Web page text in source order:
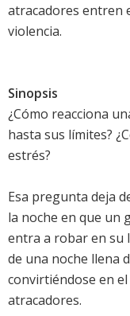
atracadores entren
violencia.
Sinopsis
¿Cómo reacciona
hasta sus límites?
estrés?
Esa pregunta deja
la noche en que un
entra a robar en su
de una noche llena
convirtiéndose en
atracadores.